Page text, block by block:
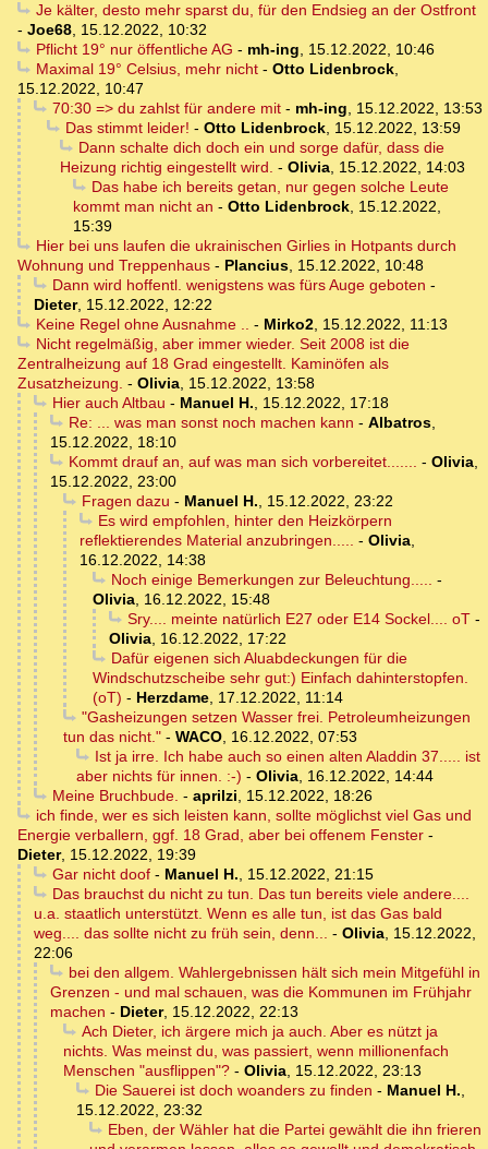
Je kälter, desto mehr sparst du, für den Endsieg an der Ostfront
- Joe68, 15.12.2022, 10:32
Pflicht 19° nur öffentliche AG - mh-ing, 15.12.2022, 10:46
Maximal 19° Celsius, mehr nicht- Otto Lidenbrock,
15.12.2022, 10:47
70:30 => du zahlst für andere mit- mh-ing, 15.12.2022, 13:53
Das stimmt leider! - Otto Lidenbrock, 15.12.2022, 13:59
Dann schalte dich doch ein und sorge dafür, dass die
Heizung richtig eingestellt wird. - Olivia, 15.12.2022, 14:03
Das habe ich bereits getan, nur gegen solche Leute
kommt man nicht an - Otto Lidenbrock, 15.12.2022,
15:39
Hier bei uns laufen die ukrainischen Girlies in Hotpants durch
Wohnung und Treppenhaus - Plancius, 15.12.2022, 10:48
Dann wird hoffentl. wenigstens was fürs Auge geboten -
Dieter, 15.12.2022, 12:22
Keine Regel ohne Ausnahme .. - Mirko2, 15.12.2022, 11:13
Nicht regelmäßig, aber immer wieder. Seit 2008 ist die
Zentralheizung auf 18 Grad eingestellt. Kaminöfen als
Zusatzheizung. - Olivia, 15.12.2022, 13:58
Hier auch Altbau - Manuel H., 15.12.2022, 17:18
Re: ... was man sonst noch machen kann - Albatros,
15.12.2022, 18:10
Kommt drauf an, auf was man sich vorbereitet....... - Olivia,
15.12.2022, 23:00
Fragen dazu - Manuel H., 15.12.2022, 23:22
Es wird empfohlen, hinter den Heizkörpern
reflektierendes Material anzubringen..... - Olivia,
16.12.2022, 14:38
Noch einige Bemerkungen zur Beleuchtung..... -
Olivia, 16.12.2022, 15:48
Sry.... meinte natürlich E27 oder E14 Sockel.... oT-
Olivia, 16.12.2022, 17:22
Dafür eigenen sich Aluabdeckungen für die
Windschutzscheibe sehr gut:) Einfach dahinterstopfen.
(oT) - Herzdame, 17.12.2022, 11:14
"Gasheizungen setzen Wasser frei. Petroleumheizungen
tun das nicht." - WACO, 16.12.2022, 07:53
Ist ja irre. Ich habe auch so einen alten Aladdin 37..... ist
aber nichts für innen. :-) - Olivia, 16.12.2022, 14:44
Meine Bruchbude. - aprilzi, 15.12.2022, 18:26
ich finde, wer es sich leisten kann, sollte möglichst viel Gas und
Energie verballern, ggf. 18 Grad, aber bei offenem Fenster -
Dieter, 15.12.2022, 19:39
Gar nicht doof- Manuel H., 15.12.2022, 21:15
Das brauchst du nicht zu tun. Das tun bereits viele andere....
u.a. staatlich unterstützt. Wenn es alle tun, ist das Gas bald
weg.... das sollte nicht zu früh sein, denn... - Olivia, 15.12.2022,
22:06
bei den allgem. Wahlergebnissen hält sich mein Mitgefühl in
Grenzen - und mal schauen, was die Kommunen im Frühjahr
machen - Dieter, 15.12.2022, 22:13
Ach Dieter, ich ärgere mich ja auch. Aber es nützt ja
nichts. Was meinst du, was passiert, wenn millionenfach
Menschen "ausflippen"? - Olivia, 15.12.2022, 23:13
Die Sauerei ist doch woanders zu finden - Manuel H.,
15.12.2022, 23:32
Eben, der Wähler hat die Partei gewählt die ihn frieren